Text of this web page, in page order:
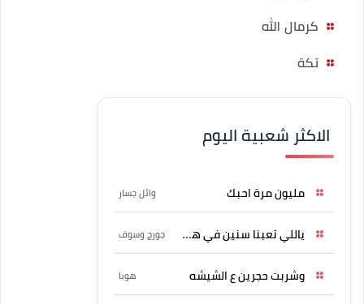
كرمال الله
تكة
الاكثر شعبية اليوم
مليون مرة احبك وائل جسار
ياللي تعبنا سنين في هواه جورج وسوف
وشربت حجرين ع الشيشه هوبا